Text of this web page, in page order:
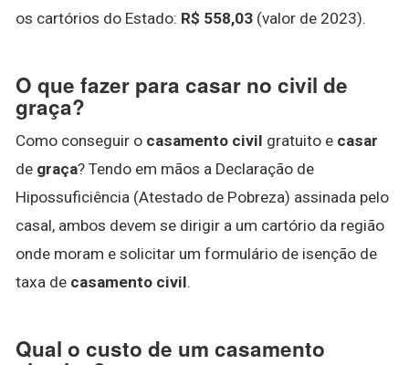
os cartórios do Estado: R$ 558,03 (valor de 2023).
O que fazer para casar no civil de
graça?
Como conseguir o casamento civil gratuito e casar
de graça? Tendo em mãos a Declaração de
Hipossuficiência (Atestado de Pobreza) assinada pelo
casal, ambos devem se dirigir a um cartório da região
onde moram e solicitar um formulário de isenção de
taxa de casamento civil.
Qual o custo de um casamento